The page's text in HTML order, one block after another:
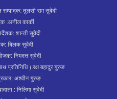
तुलसी राम सुबेदी
:अनील कार्की
शान्ती सुवेदी
बिलक सुवेदी
निमदत्त सुवेदी
प्रतिनिधि ):रक्ष बहादुर गुरुङ
अश्वीन गुरुङ
: निलिमा सुवेदी